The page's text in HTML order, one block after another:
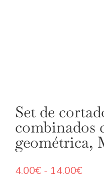
Set de
combinados
geométrica,
4.00€ - 14.00€Rango